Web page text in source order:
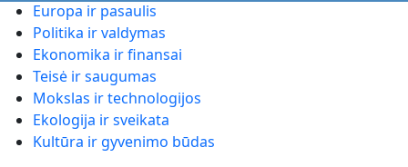
Europa ir pasaulis
Politika ir valdymas
Ekonomika ir finansai
Teisė ir saugumas
Mokslas ir technologijos
Ekologija ir sveikata
Kultūra ir gyvenimo būdas